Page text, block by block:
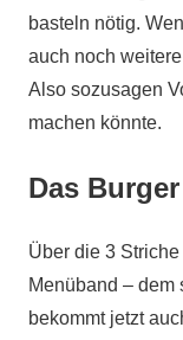
basteln nötig.
auch noch
Also sozusagen
machen könnte.
Das
Über die 3
Menüband – dem
bekommt jetzt